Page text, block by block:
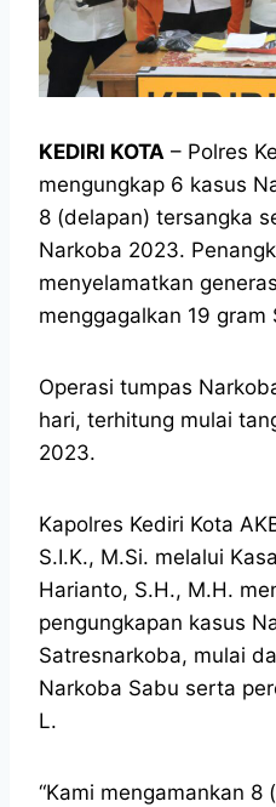
KEDIRI KOTA – Polres
mengungkap 6 kasus
8 (delapan) tersangka
Narkoba 2023.
menyelamatkan
menggagalkan 19 gram
Operasi tumpas
hari, terhitung mulai
2023.
Kapolres Kediri Kota
S.I.K., M.Si. melalui
Harianto, S.H., M.H.
pengungkapan kasus
Satresnarkoba, mulai
Narkoba Sabu serta
L.
“Kami mengamankan 8